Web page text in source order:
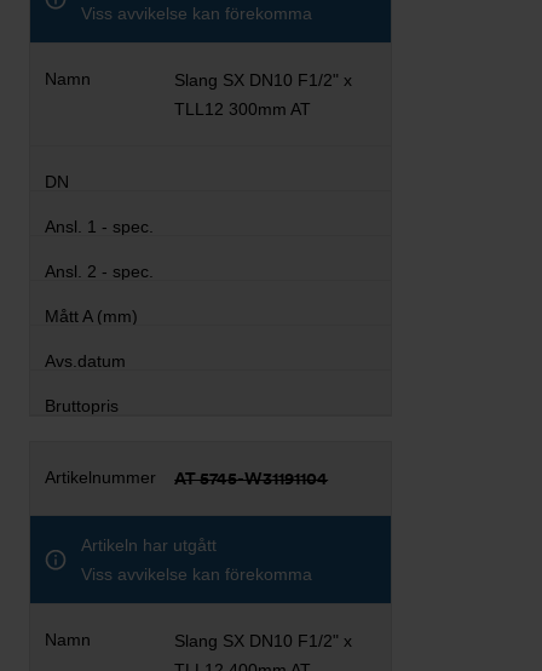
Viss avvikelse kan förekomma
Slang SX DN10 F1/2" x
TLL12 300mm AT
AT 5745-W31191104
Artikeln har utgått
Viss avvikelse kan förekomma
Slang SX DN10 F1/2" x